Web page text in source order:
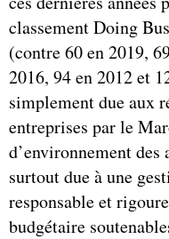
classement Doing
(contre 60 en 2019,
2016, 94 en 2012 et
simplement due aux
entreprises par le
d’environnement
surtout due à une
responsable et
budgétaire